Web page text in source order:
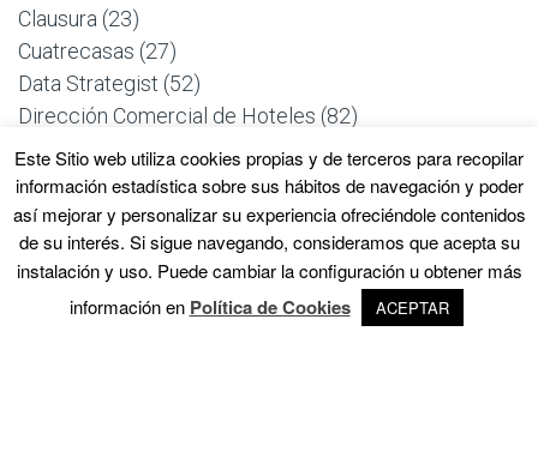
Clausura (23)
Cuatrecasas (27)
Data Strategist (52)
Dirección Comercial de Hoteles (82)
Dirección de Parques Empresariales
Dirección y Gestión de Empresas(780)
Dirección y Gestión de Recursos Humanos(954)
Experiencia Cliente CX(74)
Formación y Empleo(438)
Garrigues(21)
Este Sitio web utiliza cookies propias y de terceros para recopilar
información estadística sobre sus hábitos de navegación y poder
así mejorar y personalizar su experiencia ofreciéndole contenidos
de su interés. Si sigue navegando, consideramos que acepta su
instalación y uso. Puede cambiar la configuración u obtener más
información en Política de Cookies ACEPTAR